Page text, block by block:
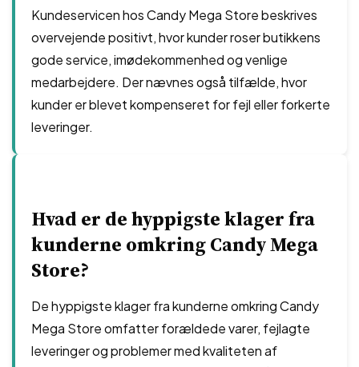
Kundeservicen hos Candy Mega Store beskrives
overvejende positivt, hvor kunder roser butikkens
gode service, imødekommenhed og venlige
medarbejdere. Der nævnes også tilfælde, hvor
kunder er blevet kompenseret for fejl eller forkerte
leveringer.
Hvad er de hyppigste klager fra
kunderne omkring Candy Mega
Store?
De hyppigste klager fra kunderne omkring Candy
Mega Store omfatter forældede varer, fejlagte
leveringer og problemer med kvaliteten af